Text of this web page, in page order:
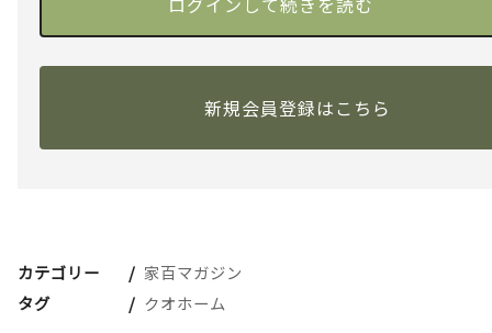
新規会員登録はこちら
カテゴリー
家百マガジン
タグ
クオホーム